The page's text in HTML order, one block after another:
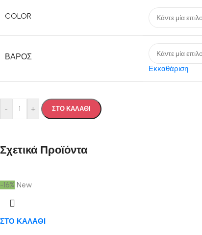
COLOR
ΒΆΡΟΣ
Εκκαθάριση
- + ΣΤΟ ΚΑΛΑΘΙ
Σχετικά Προϊόντα
-16% New
ΣΤΟ ΚΑΛΑΘΙ